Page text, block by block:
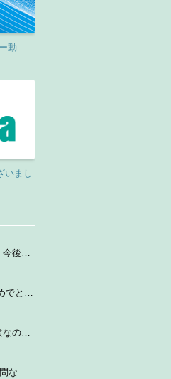
動
いまし
御社の経営理念に賛同し、今後の成長を期待して今日微量なが...
平野様： 東証１部上場おめでとうございます。ひとえに平...
今回は、あくまで実証実験なので、当社の売上に関しては未定...
平野社長お疲れ様です! 質問なんですが、インフォテリアはソ...